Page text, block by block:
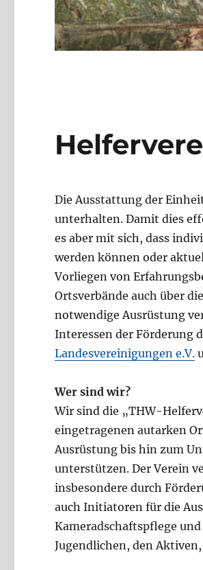
Die Ausstattung der
unterhalten. Damit dies
es aber mit sich, dass
werden können oder
Vorliegen von
Ortsverbände auch über
notwendige Ausrüstung
Interessen der Förderung
Landesvereinigungen e.V.
Wer sind wir?
Wir sind die „THW-
eingetragenen autarken
Ausrüstung bis hin zum
unterstützen. Der Verein
insbesondere durch
auch Initiatoren für die
Kameradschaftspflege
Jugendlichen, den